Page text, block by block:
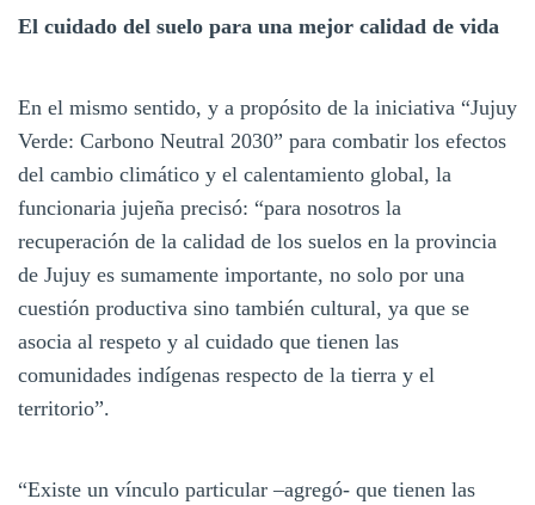
El cuidado del suelo para una mejor calidad de vida
En el mismo sentido, y a propósito de la iniciativa “Jujuy
Verde: Carbono Neutral 2030” para combatir los efectos
del cambio climático y el calentamiento global, la
funcionaria jujeña precisó: “para nosotros la
recuperación de la calidad de los suelos en la provincia
de Jujuy es sumamente importante, no solo por una
cuestión productiva sino también cultural, ya que se
asocia al respeto y al cuidado que tienen las
comunidades indígenas respecto de la tierra y el
territorio”.
“Existe un vínculo particular –agregó- que tienen las